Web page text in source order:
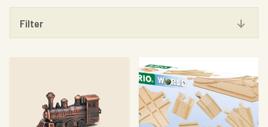
Filter
ANVEND FILTER